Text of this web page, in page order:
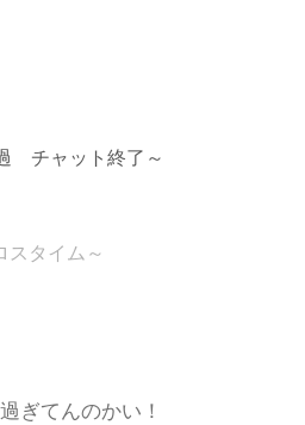
チャット終了～
スタイム～
ぎてんのかい！